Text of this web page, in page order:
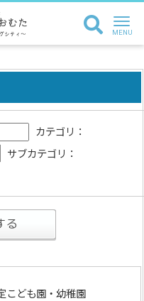
カテゴリ：
サブカテゴリ：
こども園・幼稚園